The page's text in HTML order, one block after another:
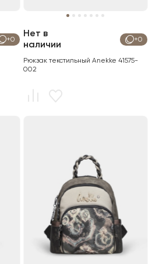
+0 +0
Нет в
наличии
Рюкзак текстильный Anekke 41575-
002